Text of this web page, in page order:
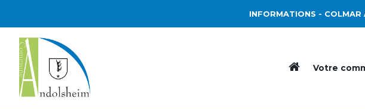
INFORMATIONS - COLMAR
Votre